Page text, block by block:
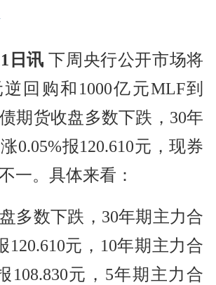
日讯下周央行公开市场将
回购和1000亿元MLF到
期货收盘多数下跌，30年
0.05%报120.610元，现券
一。具体来看：
多数下跌，30年期主力合
120.610元，10年期主力合
108.830元，5年期主力合